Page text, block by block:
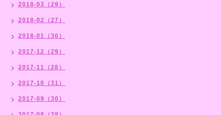
2018-03（29）
2018-02（27）
2018-01（30）
2017-12（29）
2017-11（28）
2017-10（31）
2017-09（30）